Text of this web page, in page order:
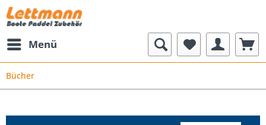
Menü
Bücher